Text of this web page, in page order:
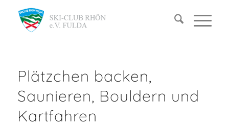
Plätzchen backen,
Saunieren, Bouldern und
Kartfahren